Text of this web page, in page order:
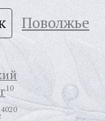
Поволжье
10
4020